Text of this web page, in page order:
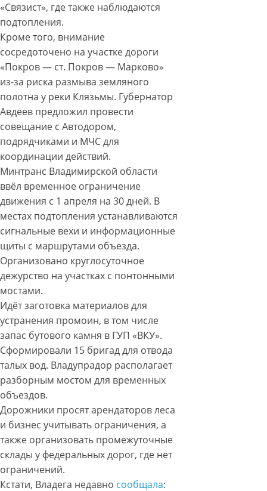
«Связист», где также наблюдаются
подтопления.
Кроме того, внимание
сосредоточено на участке дороги
«Покров — ст. Покров — Марково»
из-за риска размыва земляного
полотна у реки Клязьмы. Губернатор
Авдеев предложил провести
совещание с Автодором,
подрядчиками и МЧС для
координации действий.
Минтранс Владимирской области
ввёл временное ограничение
движения с 1 апреля на 30 дней. В
местах подтопления устанавливаются
сигнальные вехи и информационные
щиты с маршрутами объезда.
Организовано круглосуточное
дежурство на участках с понтонными
мостами.
Идёт заготовка материалов для
устранения промоин, в том числе
запас бутового камня в ГУП «ВКУ».
Сформировали 15 бригад для отвода
талых вод. Владупрадор располагает
разборным мостом для временных
объездов.
Дорожники просят арендаторов леса
и бизнес учитывать ограничения, а
также организовать промежуточные
склады у федеральных дорог, где нет
ограничений.
Кстати, Владега недавно сообщала: